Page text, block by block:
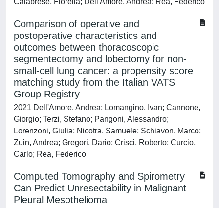
Calabrese, Fiorella; Dell'Amore, Andrea; Rea, Federico
Comparison of operative and
postoperative characteristics and
outcomes between thoracoscopic
segmentectomy and lobectomy for non-
small-cell lung cancer: a propensity score
matching study from the Italian VATS
Group Registry
2021 Dell'Amore, Andrea; Lomangino, Ivan; Cannone,
Giorgio; Terzi, Stefano; Pangoni, Alessandro;
Lorenzoni, Giulia; Nicotra, Samuele; Schiavon, Marco;
Zuin, Andrea; Gregori, Dario; Crisci, Roberto; Curcio,
Carlo; Rea, Federico
Computed Tomography and Spirometry
Can Predict Unresectability in Malignant
Pleural Mesothelioma